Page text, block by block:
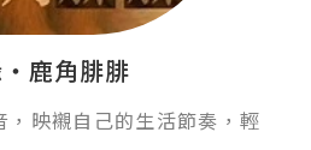
‧鹿角腓腓
，映襯自己的生活節奏，輕